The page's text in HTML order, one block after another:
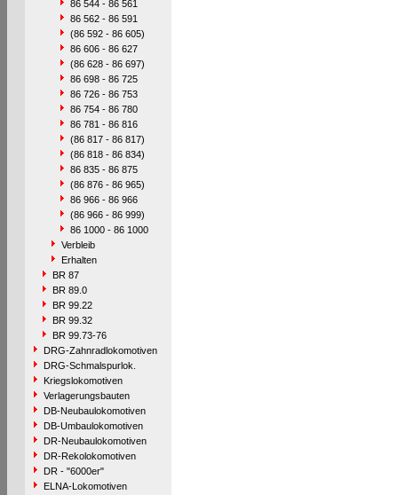
86 544 - 86 561
86 562 - 86 591
(86 592 - 86 605)
86 606 - 86 627
(86 628 - 86 697)
86 698 - 86 725
86 726 - 86 753
86 754 - 86 780
86 781 - 86 816
(86 817 - 86 817)
(86 818 - 86 834)
86 835 - 86 875
(86 876 - 86 965)
86 966 - 86 966
(86 966 - 86 999)
86 1000 - 86 1000
Verbleib
Erhalten
BR 87
BR 89.0
BR 99.22
BR 99.32
BR 99.73-76
DRG-Zahnradlokomotiven
DRG-Schmalspurlok.
Kriegslokomotiven
Verlagerungsbauten
DB-Neubaulokomotiven
DB-Umbaulokomotiven
DR-Neubaulokomotiven
DR-Rekolokomotiven
DR - "6000er"
ELNA-Lokomotiven